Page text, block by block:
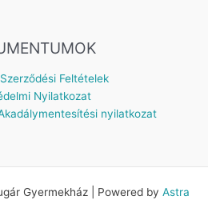
Feltételek
Nyilatkozat
nyilatkozat
Gyermekház | Powered by Astra